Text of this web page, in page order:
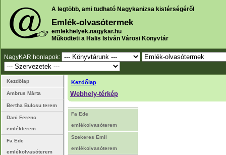
A legtöbb, ami tudható Nagykanizsa kistérségéről
Emlék-olvasótermek
emlekhelyek.nagykar.hu
Működteti a Halis István Városi Könyvtár
NagyKAR honlapok:
Kezdőlap
Webhely-térkép
Fa Ede
emlékolvasóterem
Szekeres Emil
emlékolvasóterem
Kezdőlap
Ambrus Márta
Bertha Bulcsu terem
Dani Ferenc
emlékterem
Fa Ede
emlékolvasóterem